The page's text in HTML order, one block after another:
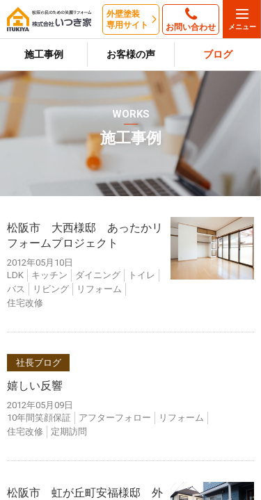
外壁塗装
専用サイト
お問い合わせ
施工事例 お客様の声 ブログ
WORKS
施工事例
松阪市 大西様邸 あったかリ
フォームプロジェクト
2012年05月10日
LDK
キッチン ダイニング
トイレ
バス
リビング
リフォーム
住宅改修
社長ブログ
嬉しい反響
2012年05月09日
10年間笑顔保証
アフターフォロー
リフォーム
住宅改修
定期訪問
松阪市 虹が丘町安福様邸 外